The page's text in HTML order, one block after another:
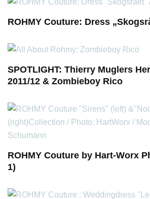
ROHMY Couture: Dress
SPOTLIGHT: Thierry Muglers
2011/12 & Zombieboy Rico
ROHMY Couture by Hart-Worx
1)